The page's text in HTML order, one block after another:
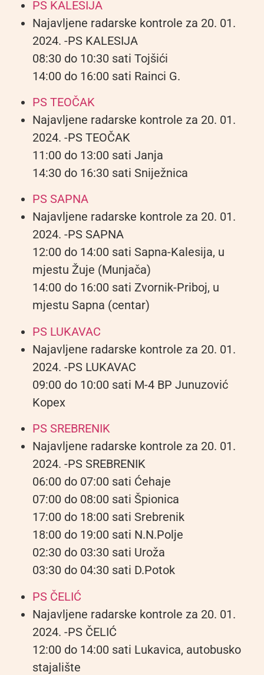
PS KALESIJA
Najavljene radarske kontrole za 20. 01.
2024. -PS KALESIJA
08:30 do 10:30 sati Tojšići
14:00 do 16:00 sati Rainci G.
PS TEOČAK
Najavljene radarske kontrole za 20. 01.
2024. -PS TEOČAK
11:00 do 13:00 sati Janja
14:30 do 16:30 sati Sniježnica
PS SAPNA
Najavljene radarske kontrole za 20. 01.
2024. -PS SAPNA
12:00 do 14:00 sati Sapna-Kalesija, u
mjestu Žuje (Munjača)
14:00 do 16:00 sati Zvornik-Priboj, u
mjestu Sapna (centar)
PS LUKAVAC
Najavljene radarske kontrole za 20. 01.
2024. -PS LUKAVAC
09:00 do 10:00 sati M-4 BP Junuzović
Kopex
PS SREBRENIK
Najavljene radarske kontrole za 20. 01.
2024. -PS SREBRENIK
06:00 do 07:00 sati Ćehaje
07:00 do 08:00 sati Špionica
17:00 do 18:00 sati Srebrenik
18:00 do 19:00 sati N.N.Polje
02:30 do 03:30 sati Uroža
03:30 do 04:30 sati D.Potok
PS ČELIĆ
Najavljene radarske kontrole za 20. 01.
2024. -PS ČELIĆ
12:00 do 14:00 sati Lukavica, autobusko
stajalište